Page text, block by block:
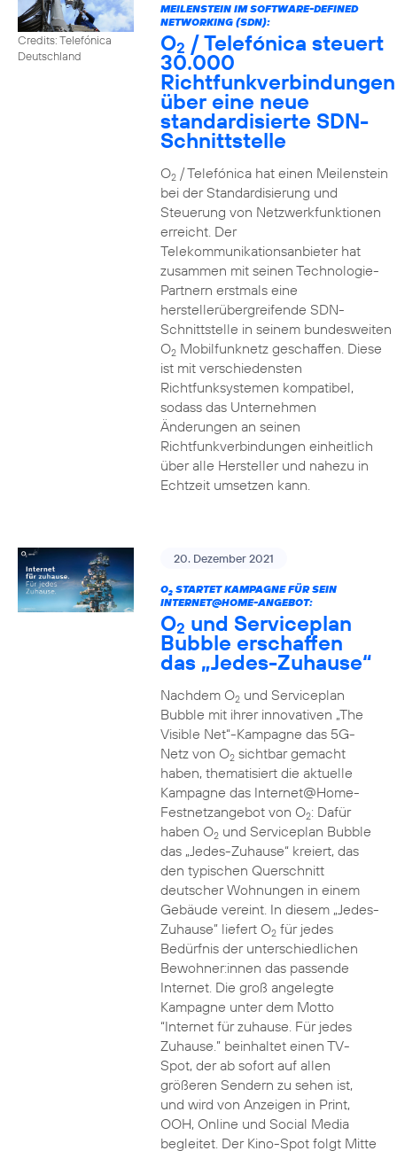
Credits: Telefónica
Deutschland
MEILENSTEIN IM SOFTWARE-DEFINED
NETWORKING (SDN):
O2 / Telefónica steuert
30.000
Richtfunkverbindungen
über eine neue
standardisierte SDN-
Schnittstelle
O2/ Telefónica hat einen Meilenstein
bei der Standardisierung und
Steuerung von Netzwerkfunktionen
erreicht. Der
Telekommunikationsanbieter hat
zusammen mit seinen Technologie-
Partnern erstmals eine
herstellerübergreifende SDN-
Schnittstelle in seinem bundesweiten
O2Mobilfunknetz geschaffen. Diese
ist mit verschiedensten
Richtfunksystemen kompatibel,
sodass das Unternehmen
Änderungen an seinen
Richtfunkverbindungen einheitlich
über alle Hersteller und nahezu in
Echtzeit umsetzen kann.
20. Dezember 2021
O2STARTET KAMPAGNE FÜR SEIN
INTERNET@HOME-ANGEBOT:
O2 und Serviceplan
Bubble erschaffen
das „Jedes-Zuhause“
Nachdem O2und Serviceplan
Bubble mit ihrer innovativen „The
Visible Net“-Kampagne das 5G-
Netz von O2sichtbar gemacht
haben, thematisiert die aktuelle
Kampagne das Internet@Home-
Festnetzangebot von O2: Dafür
haben O2und Serviceplan Bubble
das „Jedes-Zuhause“ kreiert, das
den typischen Querschnitt
deutscher Wohnungen in einem
Gebäude vereint. In diesem „Jedes-
Zuhause” liefert O2für jedes
Bedürfnis der unterschiedlichen
Bewohner:innen das passende
Internet. Die groß angelegte
Kampagne unter dem Motto
“Internet für zuhause. Für jedes
Zuhause.” beinhaltet einen TV-
Spot, der ab sofort auf allen
größeren Sendern zu sehen ist,
und wird von Anzeigen in Print,
OOH, Online und Social Media
begleitet. Der Kino-Spot folgt Mitte